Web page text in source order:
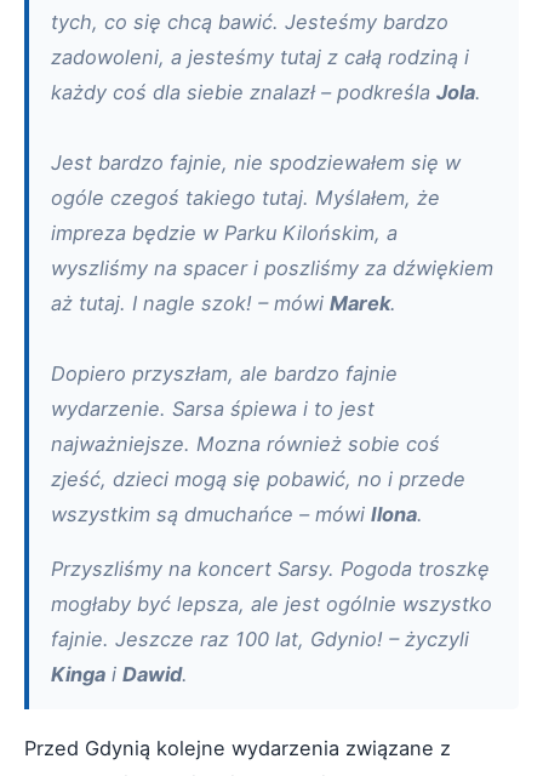
tych, co się chcą bawić. Jesteśmy bardzo
zadowoleni, a jesteśmy tutaj z całą rodziną i
każdy coś dla siebie znalazł – podkreśla Jola.
Jest bardzo fajnie, nie spodziewałem się w
ogóle czegoś takiego tutaj. Myślałem, że
impreza będzie w Parku Kilońskim, a
wyszliśmy na spacer i poszliśmy za dźwiękiem
aż tutaj. I nagle szok! – mówi Marek.
Dopiero przyszłam, ale bardzo fajnie
wydarzenie. Sarsa śpiewa i to jest
najważniejsze. Mozna również sobie coś
zjeść, dzieci mogą się pobawić, no i przede
wszystkim są dmuchańce – mówi Ilona.
Przyszliśmy na koncert Sarsy. Pogoda troszkę
mogłaby być lepsza, ale jest ogólnie wszystko
fajnie. Jeszcze raz 100 lat, Gdynio! – życzyli
Kinga i Dawid.
Przed Gdynią kolejne wydarzenia związane z